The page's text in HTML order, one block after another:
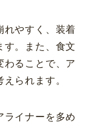
れやすく、装着
す。また、食文
わることで、ア
られます。
ライナーを多め